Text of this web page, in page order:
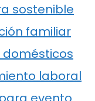
sostenible
familiar
domésticos
laboral